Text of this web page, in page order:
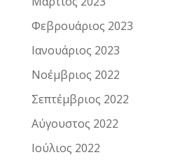
Φεβρουάριος 2023
Ιανουάριος 2023
Νοέμβριος 2022
Σεπτέμβριος 2022
Αύγουστος 2022
Ιούλιος 2022